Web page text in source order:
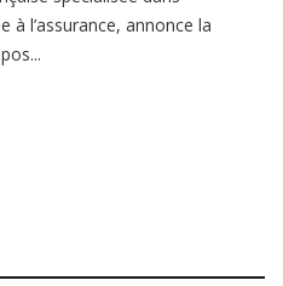
à l’assurance, annonce la